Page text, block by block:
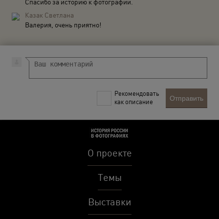
Казак Светлана
Валерия, очень приятно!
Рекомендовать
как описание
Отправить
О проекте
Темы
Выставки